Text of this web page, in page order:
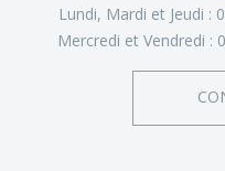
Lundi, Mardi et Jeudi :
Mercredi et Vendredi :